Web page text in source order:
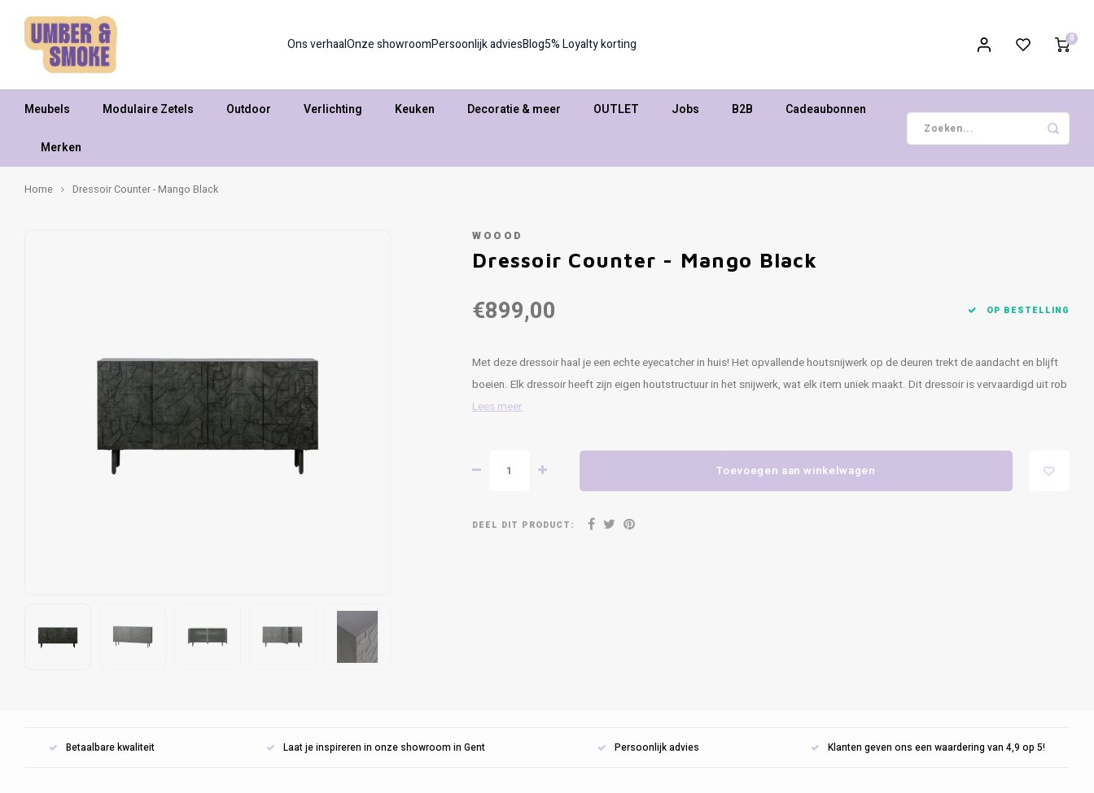
Ons verhaalOnze showroomPersoonlijk adviesBlog5% Loyalty korting 0
Meubels Modulaire Zetels Outdoor Verlichting Keuken Decoratie & meer OUTLET Jobs B2B Cadeaubonnen
Merken
Home Dressoir Counter - Mango Black
WOOOD
Dressoir Counter - Mango Black
€899,00 OP BESTELLING
Met deze dressoir haal je een echte eyecatcher in huis! Het opvallende houtsnijwerk op de deuren trekt de aandacht en blijft
boeien. Elk dressoir heeft zijn eigen houtstructuur in het snijwerk, wat elk item uniek maakt. Dit dressoir is vervaardigd uit rob
Lees meer
Toevoegen aan winkelwagen
DEEL DIT PRODUCT:
Betaalbare kwaliteit Laat je inspireren in onze showroom in Gent Persoonlijk advies Klanten geven ons een waardering van 4,9 op 5!